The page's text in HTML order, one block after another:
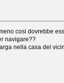
cosi dovrebbe
navigare??
nella casa del